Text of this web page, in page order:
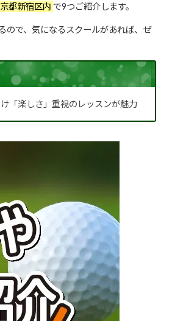
都新宿区内 で9つご紹介します。
ので、気になるスクールがあれば、ぜ
「楽しさ」重視のレッスンが魅力